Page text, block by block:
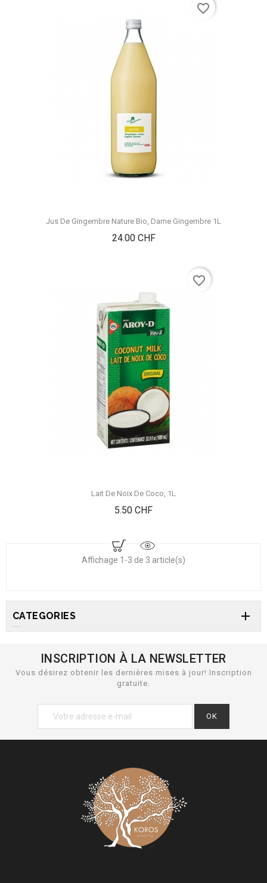
Jus De Gingembre Nature Bio, Dame Gingembre 1L
24.00 CHFPrix
favorite_border
Lait De Noix De Coco, 1L
5.50 CHFPrix
favorite_border
Affichage 1-3 de 3 article(s)
CATEGORIES 
INSCRIPTION À LA NEWSLETTER
Vous désirez obtenir les dernières mises à jour! Inscription
gratuite.